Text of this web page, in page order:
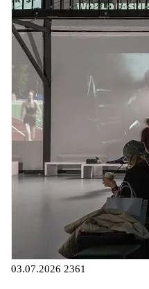
03.07.2026 2361